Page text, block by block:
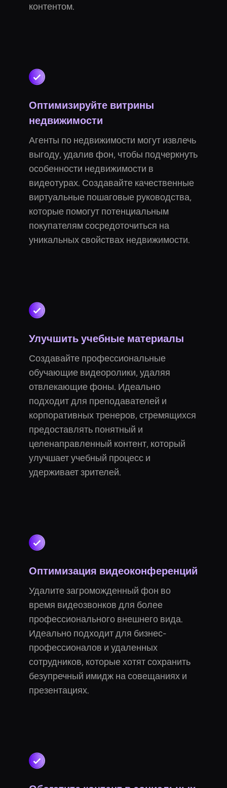
контентом.
Оптимизируйте витрины
недвижимости
Агенты по недвижимости могут извлечь
выгоду, удалив фон, чтобы подчеркнуть
особенности недвижимости в
видеотурах. Создавайте качественные
виртуальные пошаговые руководства,
которые помогут потенциальным
покупателям сосредоточиться на
уникальных свойствах недвижимости.
Улучшить учебные материалы
Создавайте профессиональные
обучающие видеоролики, удаляя
отвлекающие фоны. Идеально
подходит для преподавателей и
корпоративных тренеров, стремящихся
предоставлять понятный и
целенаправленный контент, который
улучшает учебный процесс и
удерживает зрителей.
Оптимизация видеоконференций
Удалите загроможденный фон во
время видеозвонков для более
профессионального внешнего вида.
Идеально подходит для бизнес-
профессионалов и удаленных
сотрудников, которые хотят сохранить
безупречный имидж на совещаниях и
презентациях.